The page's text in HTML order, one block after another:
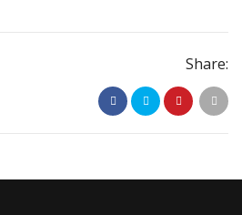
Share: